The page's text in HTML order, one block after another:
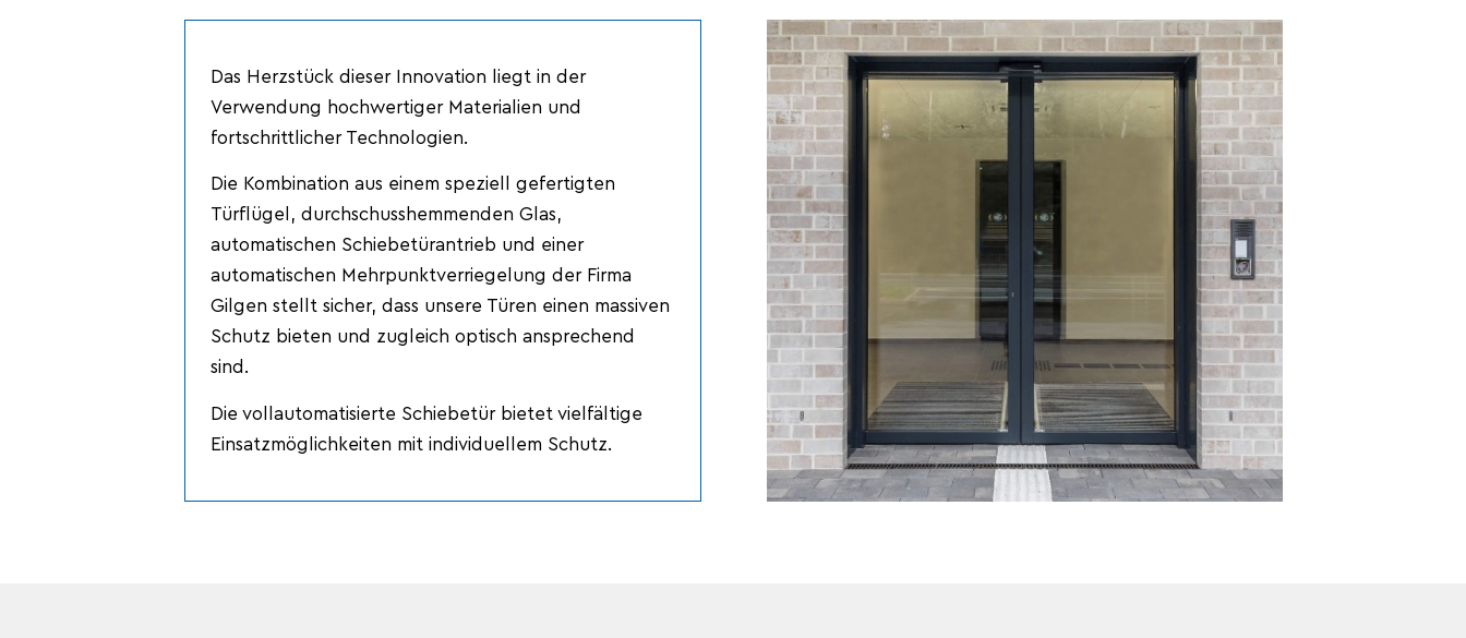
Das Herzstück dieser Innovation liegt in der
Verwendung hochwertiger Materialien und
fortschrittlicher Technologien.
Die Kombination aus einem speziell gefertigten
Türflügel, durchschusshemmenden Glas,
automatischen Schiebetürantrieb und einer
automatischen Mehrpunktverriegelung der Firma
Gilgen stellt sicher, dass unsere Türen einen massiven
Schutz bieten und zugleich optisch ansprechend
sind.
Die vollautomatisierte Schiebetür bietet vielfältige
Einsatzmöglichkeiten mit individuellem Schutz.